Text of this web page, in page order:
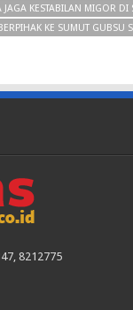
KESTABILAN MIGOR DI
KE SUMUT
8212775